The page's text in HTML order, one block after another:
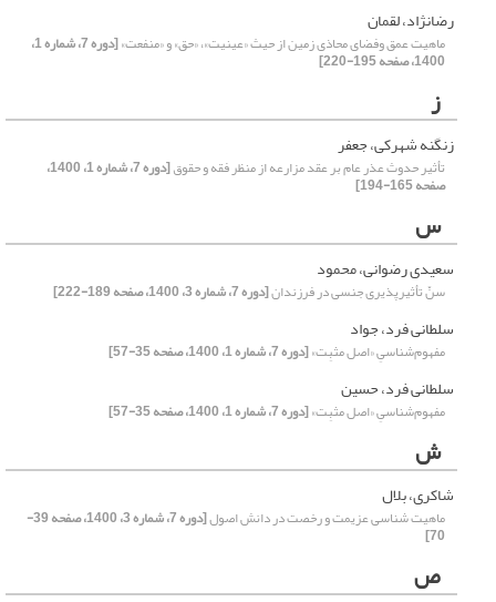
رضانژاد، لقمان
ماهیت عمق وفضای محاذی زمین از حیث «عینیت»، «حق» و «منفعت» [دوره 7، شماره 1،
1400، صفحه 195-220]
ز
زنگنه شهرکی، جعفر
تأثیر حدوث عذر عام بر عقد مزارعه از منظر فقه و حقوق [دوره 7، شماره 1، 1400،
صفحه 165-194]
س
سعیدی رضوانی، محمود
سنّ تأثیرپذیری جنسی در فرزندان[دوره 7، شماره 3، 1400، صفحه 189-222]
سلطانی فرد، جواد
مفهوم‌شناسیِ «اصل مثبِت»[دوره 7، شماره 1، 1400، صفحه 35-57]
سلطانی فرد، حسین
مفهوم‌شناسیِ «اصل مثبِت»[دوره 7، شماره 1، 1400، صفحه 35-57]
ش
شاکری، بلال
ماهیت شناسی عزیمت و رخصت در دانش اصول [دوره 7، شماره 3، 1400، صفحه 39-
70]
ص